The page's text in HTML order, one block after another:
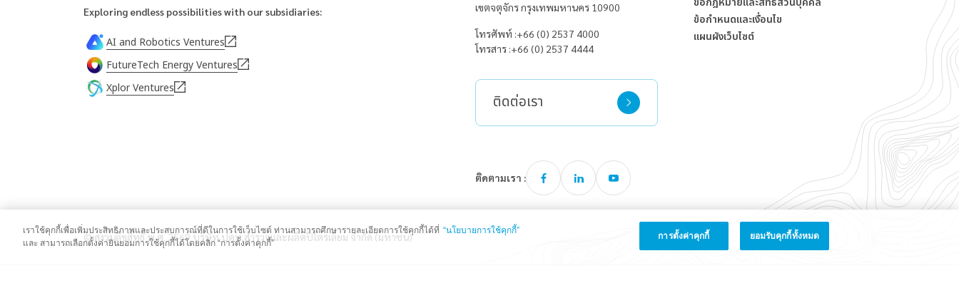
Exploring endless possibilities with our subsidiaries:
AI and Robotics Ventures
FutureTech Energy Ventures
Xplor Ventures
เขตจตุจักรกรุงเทพมหานคร 10900
โทรศัพท์ :+66 (0) 2537 4000
โทรสาร :+66 (0) 2537 4444
ติดต่อเรา
ติดตามเรา :
ข้อกำหนดและเงื่อนไข
แผนผังเว็บไซต์
© สงวนลิขสิทธิ์ พ.ศ. 2569 บริษัท ปตท.สำรวจและผลิตปิโตรเลียม จำกัด (มหาชน)
เราใช้คุกกี้เพื่อเพิ่มประสิทธิภาพและประสบการณ์ที่ดีในการใช้เว็บไซต์ ท่านสามารถศึกษารายละเอียดการใช้คุกกี้ได้ที่ “นโยบายการใช้คุกกี้”
และ สามารถเลือกตั้งค่ายินยอมการใช้คุกกี้ได้โดยคลิก “การตั้งค่าคุกกี้”
การตั้งค่าคุกกี้ ยอมรับคุกกี้ทั้งหมด